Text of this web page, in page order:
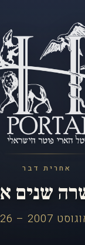
אחרית דבר
שנים